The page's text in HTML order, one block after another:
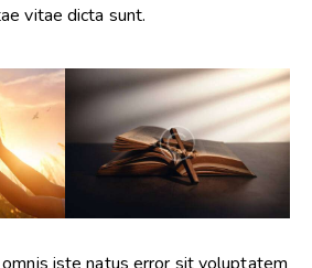
vitae dicta sunt.